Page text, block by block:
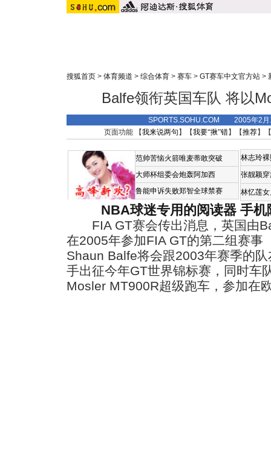
搜狐首页 > 体育频道 > 综合体育 > 赛车 > GT赛车中文官方站 >
Balfe领衔英国车队 将以
SPORTS.SOHU.COM 2005年2
页面功能 【我来说两句 】【我要“揪”错】【推荐】
范帅苦恼火箭唯麦蒂敢突破
大师杯组委会炮轰阿加西
鲁能申诉失败郑智全球禁赛
林志玲
张靓颖
林忆莲
NBA球迷专用的阅读器 手机
FIA GT赛会传出消息，英国由
在2005年参加FIA GT的第二组赛事
Shaun Balfe将会跟2003年赛季的
手出征今年GT世界锦标赛，同时车
Mosler MT900R超级跑车，参加在